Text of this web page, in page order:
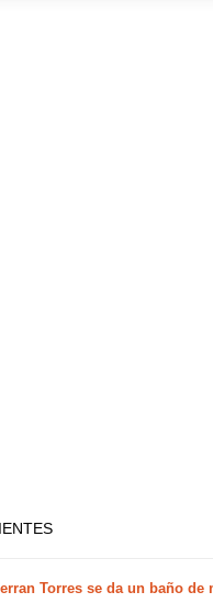
Torres se da un baño de